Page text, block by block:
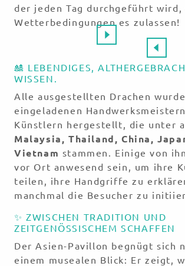
der jeden Tag durchgeführt wird,
Wetterbedingungen es zulassen!
🎎 LEBENDIGES,
WISSEN.
Alle ausgestellten Drachen
eingeladenen
Künstlern hergestellt, die unter
Malaysia, Thailand, China,
Vietnam stammen. Einige von
vor Ort anwesend sein, um ihre
teilen, ihre Handgriffe zu
manchmal die Besucher zu
✨ ZWISCHEN TRADITION UND
ZEITGENÖSSISCHEM SCHAFFEN
Der Asien-Pavillon begnügt sich
einem musealen Blick: Er zeigt,